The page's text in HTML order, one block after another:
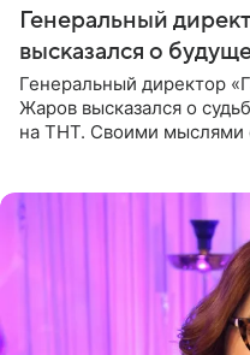
Генеральный
высказался о
Генеральный директор
Жаров высказался о
на ТНТ. Своими мыслями